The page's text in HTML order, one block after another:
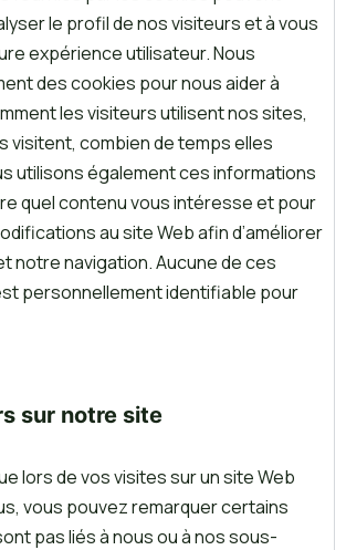
le profil de nos visiteurs et à vous
expérience utilisateur. Nous
des cookies pour nous aider à
les visiteurs utilisent nos sites,
visitent, combien de temps elles
utilisons également ces informations
quel contenu vous intéresse et pour
au site Web afin d’améliorer
notre navigation. Aucune de ces
personnellement identifiable pour
sur notre site
lors de vos visites sur un site Web
vous pouvez remarquer certains
pas liés à nous ou à nos sous-